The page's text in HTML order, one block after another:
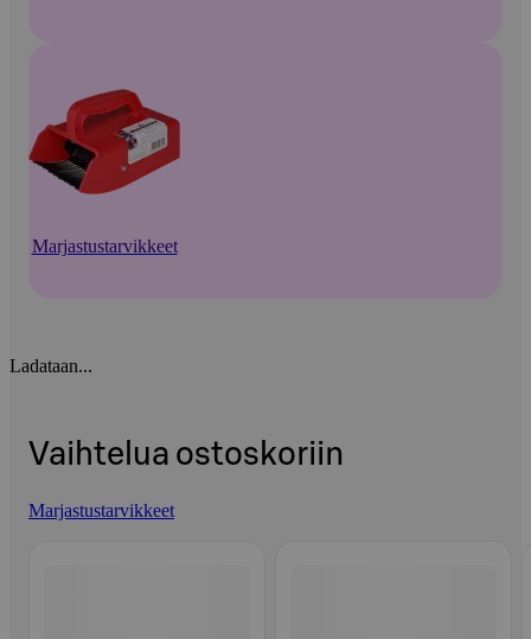
Marjastustarvikkeet
Ladataan...
Vaihtelua ostoskoriin
Marjastustarvikkeet